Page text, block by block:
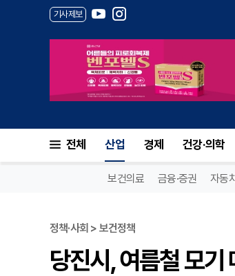
기사제보
전체 산업 경제 건강·의학
보건의료 금융·증권 자동
정책·사회 > 보건정책
당진시, 여름철 모기